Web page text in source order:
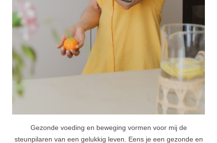
Gezonde voeding en beweging vormen voor mij de
steunpilaren van een gelukkig leven. Eens je een gezonde en